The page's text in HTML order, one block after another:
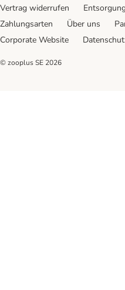
Vertrag widerrufen
Zahlungsarten
Über uns
Corporate Website
© zooplus SE 2026